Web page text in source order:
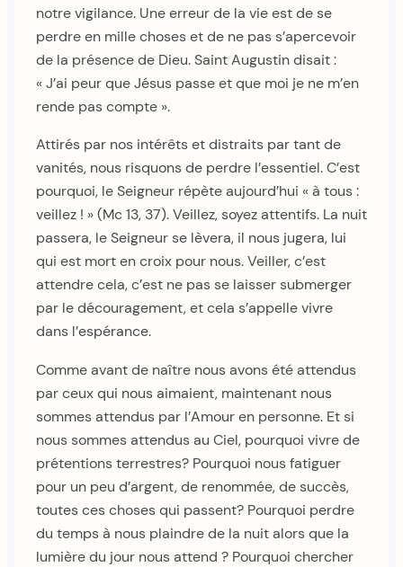
notre vigilance. Une erreur de la vie est de se
perdre en mille choses et de ne pas s’apercevoir
de la présence de Dieu. Saint Augustin disait :
« J’ai peur que Jésus passe et que moi je ne m’en
rende pas compte ».
Attirés par nos intérêts et distraits par tant de
vanités, nous risquons de perdre l’essentiel. C’est
pourquoi, le Seigneur répète aujourd’hui « à tous :
veillez ! » (Mc 13, 37). Veillez, soyez attentifs. La nuit
passera, le Seigneur se lèvera, il nous jugera, lui
qui est mort en croix pour nous. Veiller, c’est
attendre cela, c’est ne pas se laisser submerger
par le découragement, et cela s’appelle vivre
dans l’espérance.
Comme avant de naître nous avons été attendus
par ceux qui nous aimaient, maintenant nous
sommes attendus par l’Amour en personne. Et si
nous sommes attendus au Ciel, pourquoi vivre de
prétentions terrestres? Pourquoi nous fatiguer
pour un peu d’argent, de renommée, de succès,
toutes ces choses qui passent? Pourquoi perdre
du temps à nous plaindre de la nuit alors que la
lumière du jour nous attend ? Pourquoi chercher